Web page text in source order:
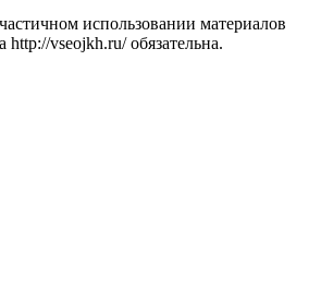
использовании материалов
http://vseojkh.ru/ обязательна.